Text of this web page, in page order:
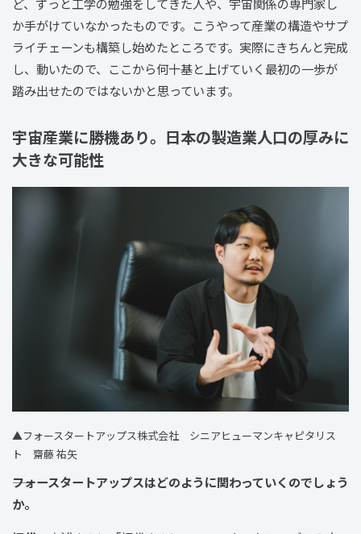
か手がけていなかったものです。こうやって産業の構造やサプ
ライチェーンも構築し始めたところです。実際にきちんと完成
し、動いたので、ここから何十基と上げていく最初の一歩が
踏み出せたのではないかと思っています。
宇宙産業に勝機あり。日本の製造業人口の厚みに
大きな可能性
▲フォースタートアップス株式会社 シニアヒューマンキャピタリス
ト 齋藤 祐矢
――フォースタートアップスはどのように関わっていくのでしょう
か。